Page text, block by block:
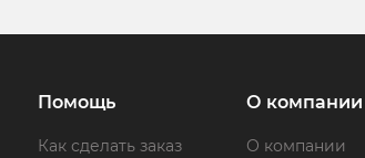
Помощь
Как сделать заказ
О компании
О компании